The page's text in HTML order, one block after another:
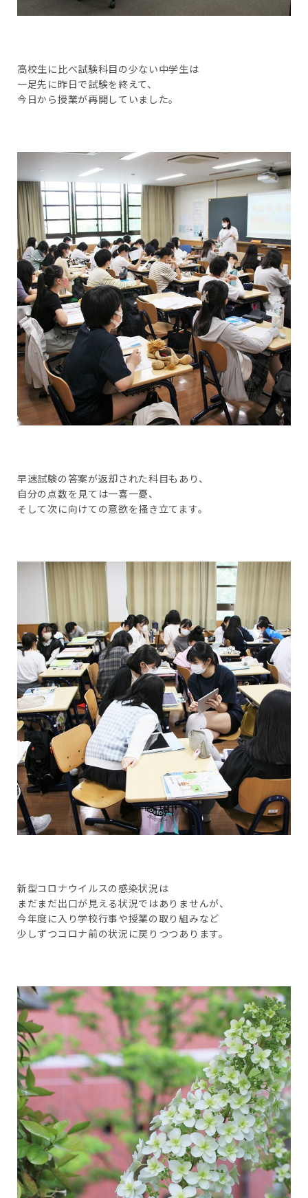
高校生に比べ試験科目の少ない中学生は
一足先に昨日で試験を終えて、
今日から授業が再開していました。
早速試験の答案が返却された科目もあり、
自分の点数を見ては一喜一憂、
そして次に向けての意欲を掻き立てます。
新型コロナウイルスの感染状況は
まだまだ出口が見える状況ではありませんが、
今年度に入り学校行事や授業の取り組みなど
少しずつコロナ前の状況に戻りつつあります。